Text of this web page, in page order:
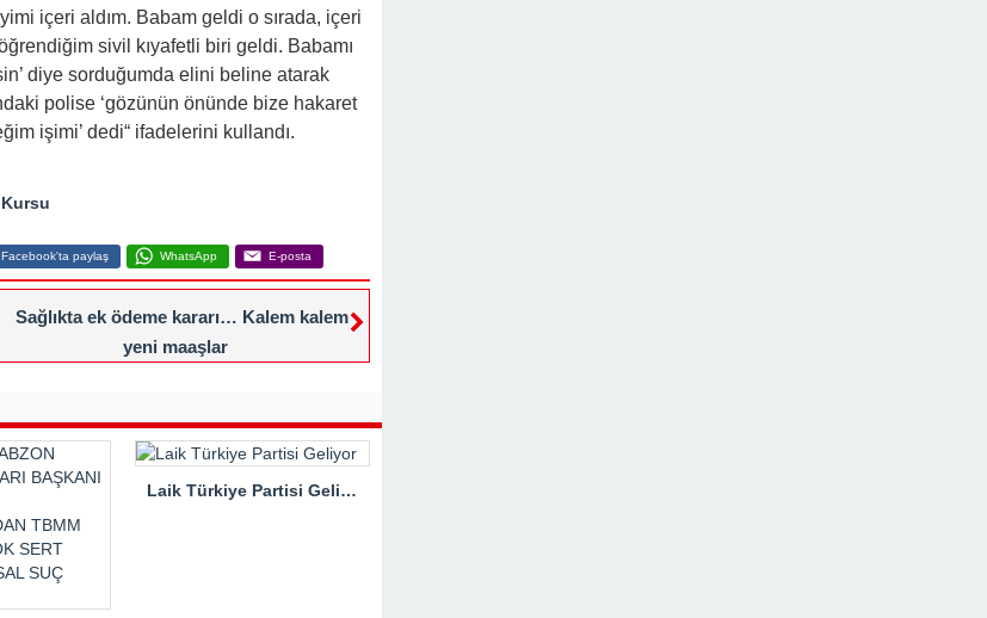
içeri aldım. Babam geldi o sırada, içeri
sivil kıyafetli biri geldi. Babamı
diye sorduğumda elini beline atarak
polise ‘gözünün önünde bize hakaret
işimi’ dedi“ ifadelerini kullandı.
Facebook'ta paylaş WhatsApp E-posta
Sağlıkta ek ödeme kararı… Kalem kalem
yeni maaşlar
Laik Türkiye Partisi Geliyor